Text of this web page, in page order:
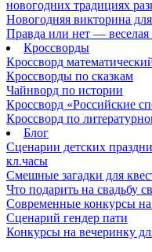
новогодних традициях
Новогодняя викторина
Правда или нет —
Кроссворды
Кроссворд
Кроссворды по сказкам
Чайнворд по истории
Кроссворд «Российские
Кроссворд по
Блог
Сценарии детских
кл.часы
Смешные загадки для
Что подарить на свадьбу
Современные конкурсы на
Сценарий гендер пати
Конкурсы на вечеринку